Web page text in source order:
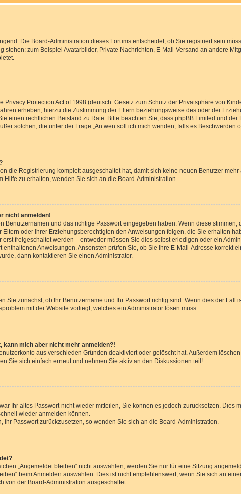
Die Board-Administration dieses Forums entscheidet, ob Sie registriert sein
stehen: zum Beispiel Avatarbilder, Private Nachrichten, E-Mail-Versand an andere
Privacy Protection Act of 1998 (deutsch: Gesetz zum Schutz der Privatsphäre von
erheben, hierzu die Zustimmung der Eltern beziehungsweise des oder der
einen rechtlichen Beistand zu Rate. Bitte beachten Sie, dass phpBB Limited und
solchen, die unter der Frage „An wen soll ich mich wenden, falls es Beschwerden
die Registrierung komplett ausgeschaltet hat, damit sich keine neuen Benutzer
Hilfe zu erhalten, wenden Sie sich an die Board-Administration.
nicht anmelden!
Benutzernamen und das richtige Passwort eingegeben haben. Wenn diese stimmen,
Eltern oder Ihrer Erziehungsberechtigten den Anweisungen folgen, die Sie erhalten
freigeschaltet werden – entweder müssen Sie dies selbst erledigen oder ein
Anweisungen. Ansonsten prüfen Sie, ob Sie Ihre E-Mail-Adresse
dann kontaktieren Sie einen Administrator.
Sie zunächst, ob Ihr Benutzername und Ihr Passwort richtig sind. Wenn dies der
mit der Website vorliegt, welches ein Administrator lösen muss.
mich aber nicht mehr anmelden?!
aus verschieden Gründen deaktiviert oder gelöscht hat. Außerdem
Sie sich einfach erneut und nehmen Sie aktiv an den Diskussionen teil!
Ihr altes Passwort nicht wieder mitteilen, Sie können es jedoch zurücksetzen.
wieder anmelden können.
Ihr Passwort zurückzusetzen, so wenden Sie sich an die Board-Administration.
„Angemeldet bleiben“ nicht auswählen, werden Sie nur für eine Sitzung
beim Anmelden auswählen. Dies ist nicht empfehlenswert, wenn Sie sich an
von der Board-Administration ausgeschaltet.